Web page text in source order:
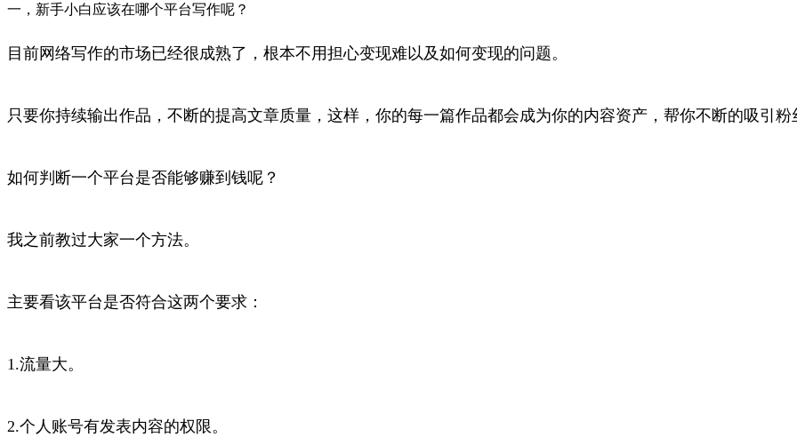
一，新手小白应该在哪个平台写作呢？
目前网络写作的市场已经很成熟了，根本不用担心变现难以及如何变现的问题。
只要你持续输出作品，不断的提高文章质量，这样，你的每一篇作品都会成为你的内容资产，帮你不断的吸引
如何判断一个平台是否能够赚到钱呢？
我之前教过大家一个方法。
主要看该平台是否符合这两个要求：
1.流量大。
2.个人账号有发表内容的权限。